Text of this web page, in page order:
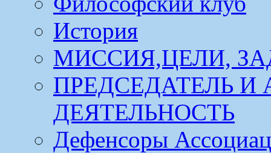
История
МИССИЯ,ЦЕЛИ,
ПРЕДСЕДАТЕЛЬ И
ДЕЯТЕЛЬНОСТЬ
Дефенсоры